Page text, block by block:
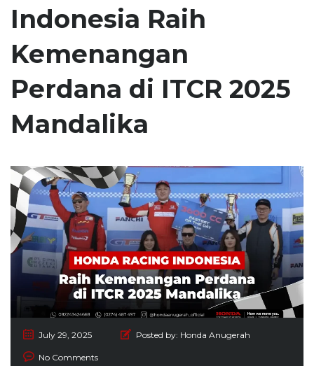
Indonesia Raih
Kemenangan
Perdana di ITCR 2025
Mandalika
July 29, 2025 Posted by: Honda Anugerah
No Comments